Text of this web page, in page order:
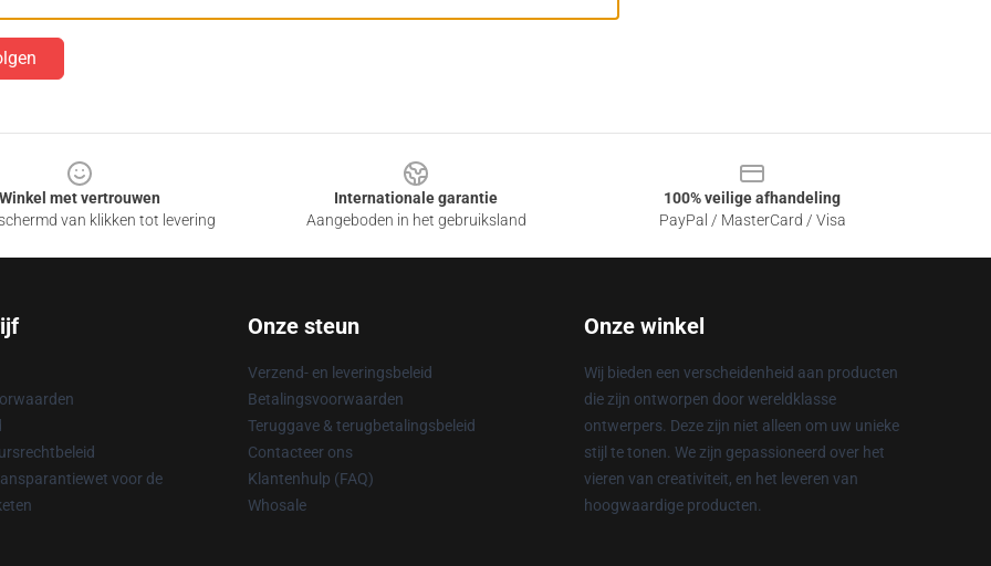
Winkel met vertrouwen
van klikken tot levering
Internationale garantie
Aangeboden in het gebruiksland
100% veilige afhandeling
PayPal / MasterCard / Visa
voor de
Onze steun
Verzend- en leveringsbeleid
Betalingsvoorwaarden
Teruggave & terugbetalingsbeleid
Contacteer ons
Klantenhulp (FAQ)
Whosale
Onze winkel
Wij bieden een verscheidenheid aan producten
die zijn ontworpen door wereldklasse
ontwerpers. Deze zijn niet alleen om uw unieke
stijl te tonen. We zijn gepassioneerd over het
vieren van creativiteit, en het leveren van
hoogwaardige producten.